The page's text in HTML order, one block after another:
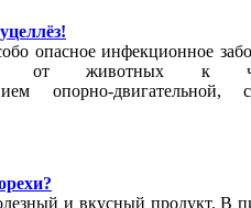
опасное инфекционное
от животных к
опорно-двигательной,
и вкусный продукт. В